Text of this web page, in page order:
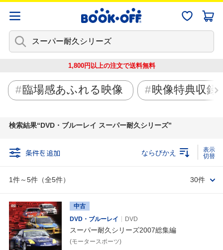
1,800円以上の注文で送料無料
臨場感あふれる映像 映像特典収録
検索結果 DVD・ブルーレイ スーパー耐久シリーズ
条件を追加
1件～5件（全5件）
ならびかえ
30件
中古
DVD・ブルーレイ
DVD
スーパー耐久シリーズ2007総集編
(モータースポーツ)